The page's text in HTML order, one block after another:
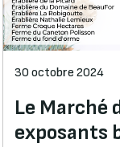
30 octobre 2024
Le Marché
exposants